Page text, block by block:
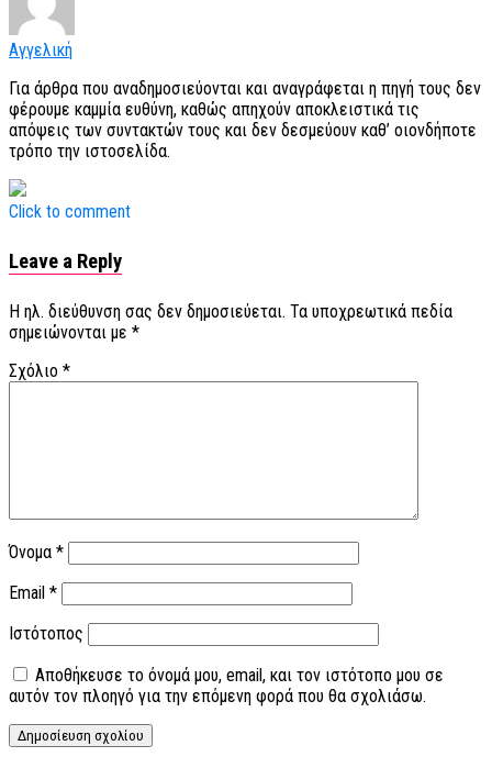
Αγγελική
Για άρθρα που αναδημοσιεύονται και αναγράφεται η πηγή τους δεν
φέρουμε καμμία ευθύνη, καθώς απηχούν αποκλειστικά τις
απόψεις των συντακτών τους και δεν δεσμεύουν καθ’ οιονδήποτε
τρόπο την ιστοσελίδα.
Click to comment
Leave a Reply
Η ηλ. διεύθυνση σας δεν δημοσιεύεται. Τα υποχρεωτικά πεδία
σημειώνονται με *
Σχόλιο *
Όνομα *
Email *
Ιστότοπος
Αποθήκευσε το όνομά μου, email, και τον ιστότοπο μου σε
αυτόν τον πλοηγό για την επόμενη φορά που θα σχολιάσω.